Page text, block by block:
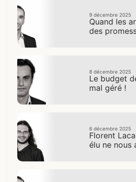
9 décembre 2025
Quand les
des
8 décembre 2025
Le budget
mal géré !
6 décembre 2025
Florent
élu ne nous